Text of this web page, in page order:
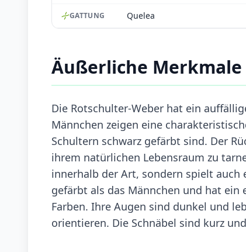
GATTUNG Quelea
Äußerliche
Die Rotschulter-Weber hat ein
Männchen zeigen eine
Schultern schwarz gefärbt sind. Der
ihrem natürlichen Lebensraum zu
innerhalb der Art, sondern spielt auch
gefärbt als das Männchen und hat
Farben. Ihre Augen sind dunkel und
orientieren. Die Schnäbel sind kurz